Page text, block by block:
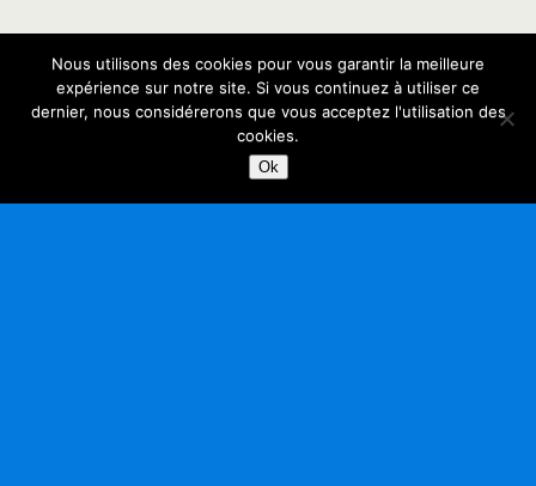
Nous utilisons des cookies pour vous garantir la meilleure
expérience sur notre site. Si vous continuez à utiliser ce
dernier, nous considérerons que vous acceptez l'utilisation des
cookies.
Ok